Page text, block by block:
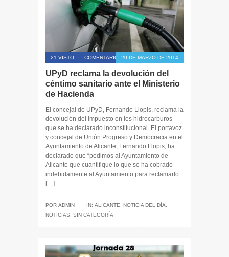
21 VISTO - COMENTARIOS CERRADOS
20 DE MARZO DE 2014
UPyD reclama la devolución del
céntimo sanitario ante el Ministerio
de Hacienda
El concejal de UPyD, Fernando Llopis, reclama la
devolución del impuesto en los hidrocarburos
que se ha declarado inconstitucional. El portavoz
y concejal de Unión Progreso y Democracia en el
Ayuntamiento de Alicante, Fernando Llopis, ha
declarado que “pedimos al Ayuntamiento de
Alicante que cuantifique lo que se ha cobrado
indebidamente al Ayuntamiento para reclamarlo
[…]
POR ADMIN ─ IN: ALICANTE NOTICIA DEL DÍA
NOTICIAS
SIN CATEGORÍA